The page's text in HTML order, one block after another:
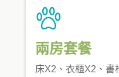
兩房套餐
床X2、衣櫃X2、書